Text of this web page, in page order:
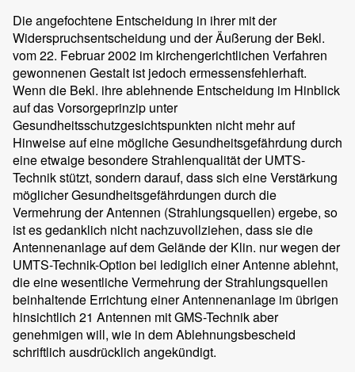
Die angefochtene Entscheidung in ihrer mit der
Widerspruchsentscheidung und der Äußerung der Bekl.
vom 22. Februar 2002 im kirchengerichtlichen Verfahren
gewonnenen Gestalt ist jedoch ermessensfehlerhaft.
Wenn die Bekl. ihre ablehnende Entscheidung im Hinblick
auf das Vorsorgeprinzip unter
Gesundheitsschutzgesichtspunkten nicht mehr auf
Hinweise auf eine mögliche Gesundheitsgefährdung durch
eine etwaige besondere Strahlenqualität der UMTS-
Technik stützt, sondern darauf, dass sich eine Verstärkung
möglicher Gesundheitsgefährdungen durch die
Vermehrung der Antennen (Strahlungsquellen) ergebe, so
ist es gedanklich nicht nachzuvollziehen, dass sie die
Antennenanlage auf dem Gelände der Klin. nur wegen der
UMTS-Technik-Option bei lediglich einer Antenne ablehnt,
die eine wesentliche Vermehrung der Strahlungsquellen
beinhaltende Errichtung einer Antennenanlage im übrigen
hinsichtlich 21 Antennen mit GMS-Technik aber
genehmigen will, wie in dem Ablehnungsbescheid
schriftlich ausdrücklich angekündigt.